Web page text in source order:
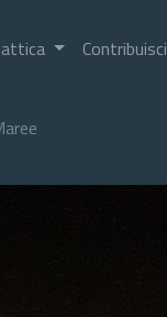
Contribuisci